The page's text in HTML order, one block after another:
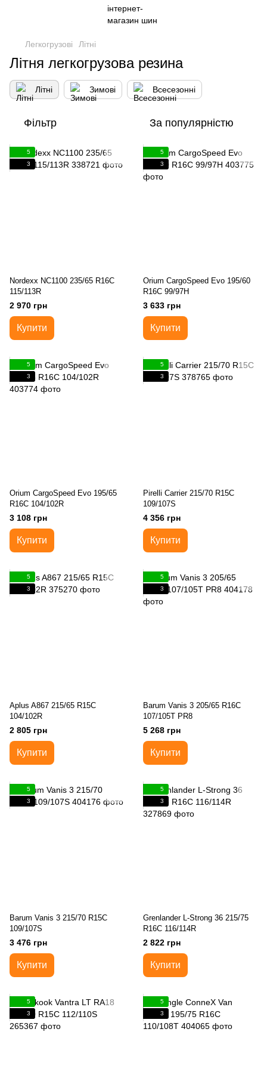
Легкогрузові Літні
Літня легкогрузова резина
Літні Зимові Всесезонні
Фільтр За популярністю
5
3
Nordexx NC1100 235/65 R16C
115/113R
2 970 грн
Купити
5
3
Orium CargoSpeed Evo 195/60
R16C 99/97H
3 633 грн
Купити
5
3
Orium CargoSpeed Evo 195/65
R16C 104/102R
3 108 грн
Купити
5
3
Pirelli Carrier 215/70 R15C
109/107S
4 356 грн
Купити
5
3
Aplus A867 215/65 R15C
104/102R
2 805 грн
Купити
5
3
Barum Vanis 3 205/65 R16C
107/105T PR8
5 268 грн
Купити
5
3
Barum Vanis 3 215/70 R15C
109/107S
3 476 грн
Купити
5
3
Grenlander L-Strong 36 215/75
R16C 116/114R
2 822 грн
Купити
5
3
5
3